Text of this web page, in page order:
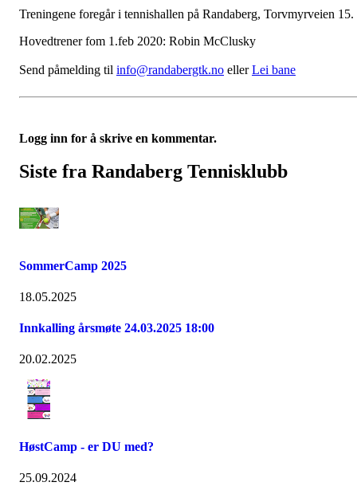
Treningene foregår i tennishallen på Randaberg, Torvmyrveien 15.
Hovedtrener fom 1.feb 2020: Robin McClusky
Send påmelding til info@randabergtk.no ellerLei bane
Logg inn for å skrive en kommentar.
Siste fra Randaberg Tennisklubb
SommerCamp 2025
18.05.2025
Innkalling årsmøte 24.03.2025 18:00
20.02.2025
HøstCamp - er DU med?
25.09.2024